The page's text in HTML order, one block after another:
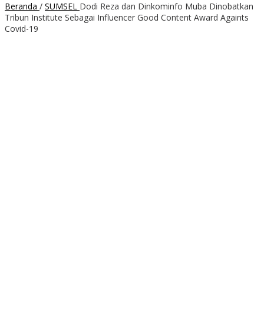
Beranda / SUMSEL Dodi Reza dan Dinkominfo Muba Dinobatkan
Tribun Institute Sebagai Influencer Good Content Award Againts
Covid-19